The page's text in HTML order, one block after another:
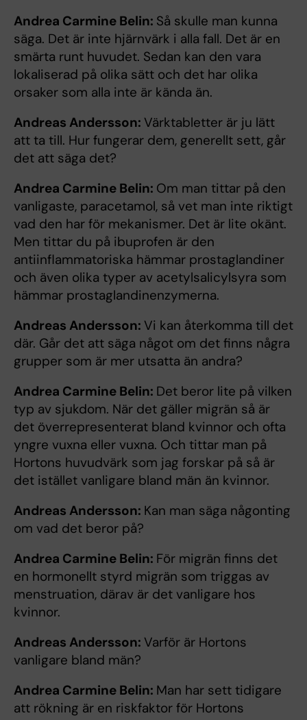
Andrea Carmine Belin: Så skulle man kunna
säga. Det är inte hjärnvärk i alla fall. Det är en
smärta runt huvudet. Sedan kan den vara
lokaliserad på olika sätt och det har olika
orsaker som alla inte är kända än.
Andreas Andersson: Värktabletter är ju lätt
att ta till. Hur fungerar dem, generellt sett, går
det att säga det?
Andrea Carmine Belin: Om man tittar på den
vanligaste, paracetamol, så vet man inte riktigt
vad den har för mekanismer. Det är lite okänt.
Men tittar du på ibuprofen är den
antiinflammatoriska hämmar prostaglandiner
och även olika typer av acetylsalicylsyra som
hämmar prostaglandinenzymerna.
Andreas Andersson: Vi kan återkomma till det
där. Går det att säga något om det finns några
grupper som är mer utsatta än andra?
Andrea Carmine Belin: Det beror lite på vilken
typ av sjukdom. När det gäller migrän så är
det överrepresenterat bland kvinnor och ofta
yngre vuxna eller vuxna. Och tittar man på
Hortons huvudvärk som jag forskar på så är
det istället vanligare bland män än kvinnor.
Andreas Andersson: Kan man säga någonting
om vad det beror på?
Andrea Carmine Belin: För migrän finns det
en hormonellt styrd migrän som triggas av
menstruation, därav är det vanligare hos
kvinnor.
Andreas Andersson: Varför är Hortons
vanligare bland män?
Andrea Carmine Belin: Man har sett tidigare
att rökning är en riskfaktor för Hortons